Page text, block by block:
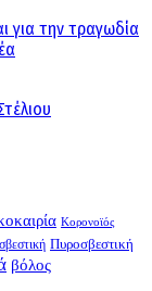
για την τραγωδία
Κορονοϊός
Πυροσβεστική
βόλος